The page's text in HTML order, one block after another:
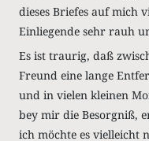
dieses Briefes auf mich
Einliegende sehr rauh
Es ist traurig, daß
Freund eine lange
und in vielen kleinen
bey mir die Besorgniß,
ich möchte es vielleicht